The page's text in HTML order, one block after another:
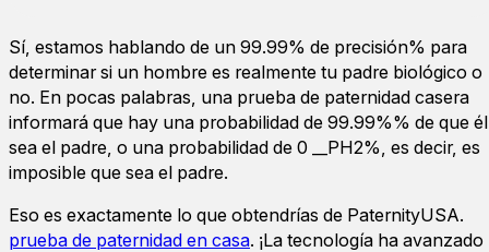
Sí, estamos hablando de un 99.99% de precisión% para
determinar si un hombre es realmente tu padre biológico o
no. En pocas palabras, una prueba de paternidad casera
informará que hay una probabilidad de 99.99%% de que él
sea el padre, o una probabilidad de 0 __PH2%, es decir, es
imposible que sea el padre.
Eso es exactamente lo que obtendrías de PaternityUSA.
prueba de paternidad en casa. ¡La tecnología ha avanzado